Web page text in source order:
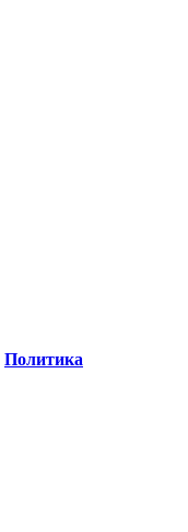
Политика